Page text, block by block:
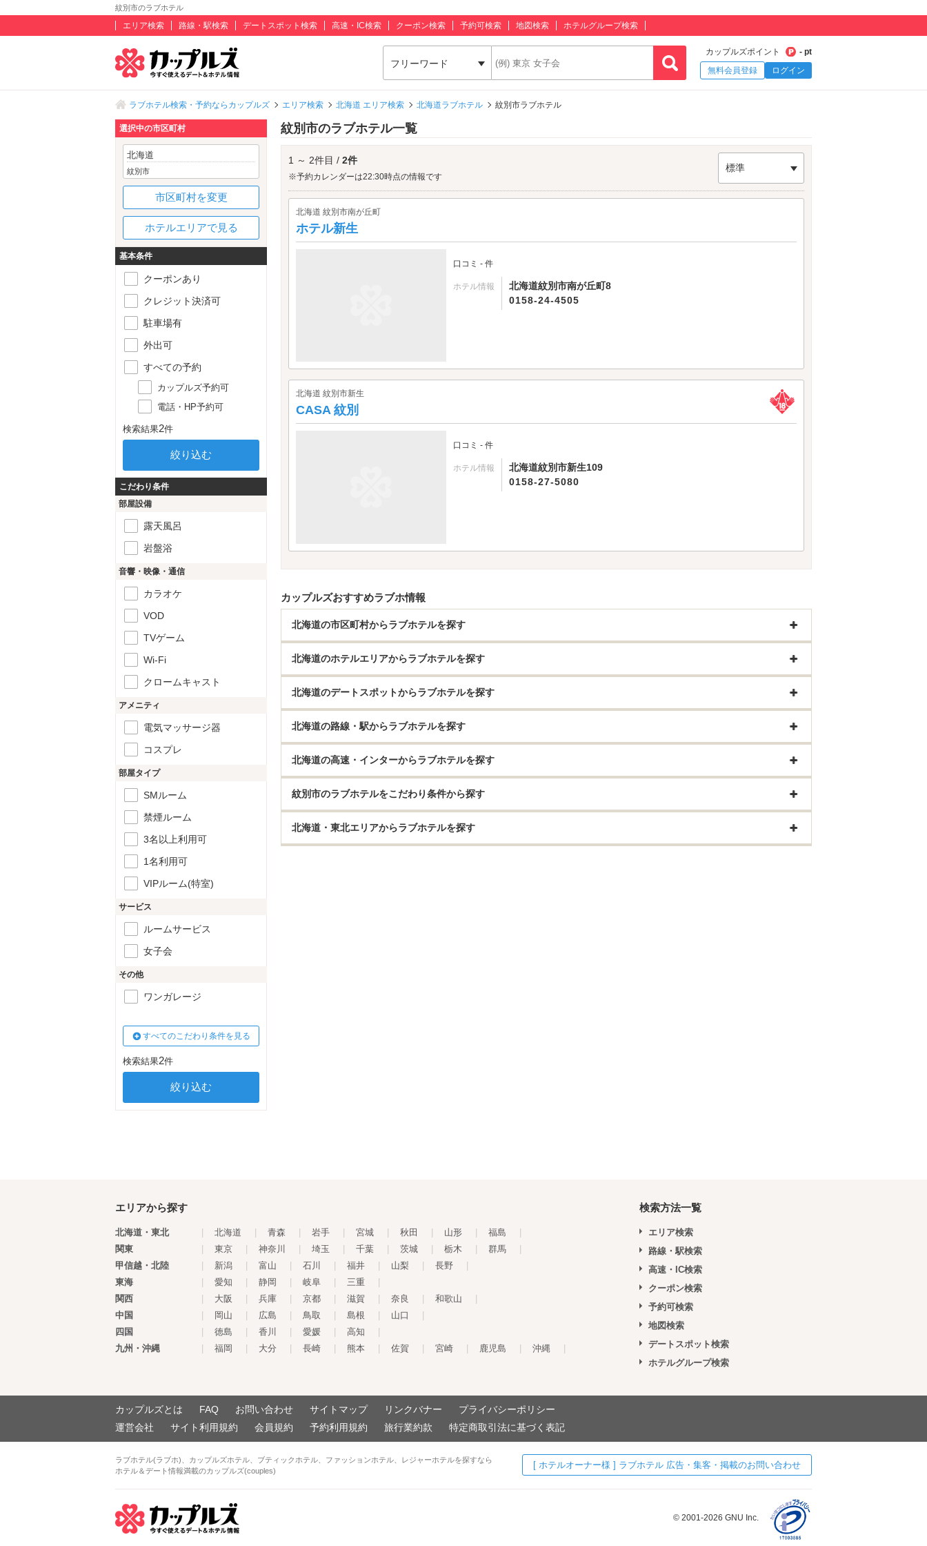
紋別市のラブホテル
エリア検索 路線・駅検索 デートスポット検索 高速・IC検索 クーポン検索 予約可検索 地図検索 ホテルグループ検索
フリーワード
カップルズポイント
- pt
無料会員登録
ログイン
ラブホテル検索・予約ならカップルズ エリア検索 北海道 エリア検索 北海道ラブホテル 紋別市ラブホテル
紋別市のラブホテル一覧
1 ～ 2件目 / 2件
※予約カレンダーは22:30時点の情報です
標準
北海道 紋別市南が丘町
ホテル新生
口コミ - 件
ホテル情報
北海道紋別市南が丘町8
0158-24-4505
北海道 紋別市新生
CASA 紋別
口コミ - 件
ホテル情報
北海道紋別市新生109
0158-27-5080
カップルズおすすめラブホ情報
北海道の市区町村からラブホテルを探す
北海道のホテルエリアからラブホテルを探す
北海道のデートスポットからラブホテルを探す
北海道の路線・駅からラブホテルを探す
北海道の高速・インターからラブホテルを探す
紋別市のラブホテルをこだわり条件から探す
北海道・東北エリアからラブホテルを探す
選択中の市区町村
北海道
紋別市
市区町村を変更
ホテルエリアで見る
基本条件
クーポンあり
クレジット決済可
駐車場有
外出可
すべての予約
カップルズ予約可
電話・HP予約可
検索結果2件
こだわり条件
部屋設備
露天風呂
岩盤浴
音響・映像・通信
カラオケ
VOD
TVゲーム
Wi-Fi
クロームキャスト
アメニティ
電気マッサージ器
コスプレ
部屋タイプ
SMルーム
禁煙ルーム
3名以上利用可
1名利用可
VIPルーム(特室)
サービス
ルームサービス
女子会
その他
ワンガレージ
すべてのこだわり条件を見る
検索結果2件
エリアから探す
北海道・東北 北海道 青森 岩手 宮城 秋田 山形 福島
関東
東京 神奈川 埼玉 千葉 茨城 栃木 群馬
甲信越・北陸
新潟 富山 石川 福井 山梨 長野
東海
愛知 静岡 岐阜 三重
関西
大阪 兵庫 京都 滋賀 奈良 和歌山
中国
岡山 広島 鳥取 島根 山口
四国
徳島 香川 愛媛 高知
九州・沖縄
福岡 大分 長崎 熊本 佐賀 宮崎 鹿児島 沖縄
検索方法一覧
エリア検索
路線・駅検索
高速・IC検索
クーポン検索
予約可検索
地図検索
デートスポット検索
ホテルグループ検索
カップルズとは FAQ お問い合わせ サイトマップ リンクバナー
プライバシーポリシー
運営会社
サイト利用規約 会員規約 予約利用規約 旅行業約款 特定商取引法に基づく表記
ラブホテル(ラブホ)、カップルズホテル、ブティックホテル、ファッションホテル、レジャーホテルを探すなら
ホテル＆デート情報満載のカップルズ(couples)
[ ホテルオーナー様 ] ラブホテル 広告・集客・掲載のお問い合わせ
© 2001-2026 GNU Inc.